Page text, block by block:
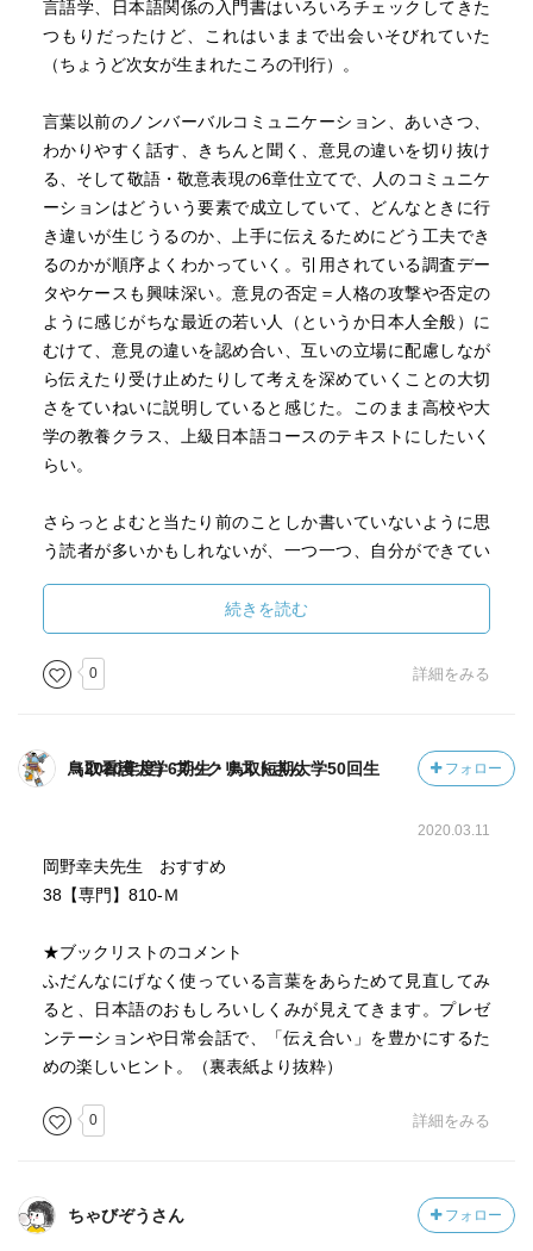
言語学、日本語関係の入門書はいろいろチェックしてきた
つもりだったけど、これはいままで出会いそびれていた
（ちょうど次女が生まれたころの刊行）。
言葉以前のノンバーバルコミュニケーション、あいさつ、
わかりやすく話す、きちんと聞く、意見の違いを切り抜け
る、そして敬語・敬意表現の6章仕立てで、人のコミュニケ
ーションはどういう要素で成立していて、どんなときに行
き違いが生じうるのか、上手に伝えるためにどう工夫でき
るのかが順序よくわかっていく。引用されている調査デー
タやケースも興味深い。意見の否定＝人格の攻撃や否定の
ように感じがちな最近の若い人（というか日本人全般）に
むけて、意見の違いを認め合い、互いの立場に配慮しなが
ら伝えたり受け止めたりして考えを深めていくことの大切
さをていねいに説明していると感じた。このまま高校や大
学の教養クラス、上級日本語コースのテキストにしたいく
らい。
さらっとよむと当たり前のことしか書いていないように思
う読者が多いかもしれないが、一つ一つ、自分ができてい
使い分けひとつでも）たぶんだれもがまだまだ工夫の余地
ありだと気づくと思う。言葉やコミュニケーションって案
外むずかしくて、ぱっと通じ合っているのは奇跡みたいな
ものなのかも、という気がしてくる。
足りなく思う読者も少なくはないかもしれないが、ひとの
言語やコミュニケーションというのはマニュアルで正誤が
UG・イシダさんのイラストがけっこう楽しい。
続きを読む
0 詳細をみる
鳥取看護大学6期生・鳥取短期大学50回生（2020年度）ブックリストさん フォロー
2020.03.11
岡野幸夫先生 おすすめ
38【専門】810-Ｍ
★ブックリストのコメント
ふだんなにげなく使っている言葉をあらためて見直してみ
ると、日本語のおもしろいしくみが見えてきます。プレゼ
ンテーションや日常会話で、「伝え合い」を豊かにするた
めの楽しいヒント。（裏表紙より抜粋）
0 詳細をみる
ちゃびぞうさん フォロー